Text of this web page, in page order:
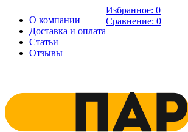
О компании
Доставка и оплата
Статьи
Отзывы
Избранное: 0
Сравнение: 0